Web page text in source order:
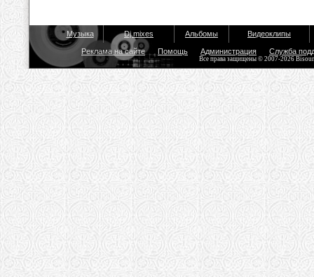
Музыка Dj mixes Альбомы Видеоклипы
Реклама на сайте Помощь Администрация Служба
Все права защищены © 2007-2026